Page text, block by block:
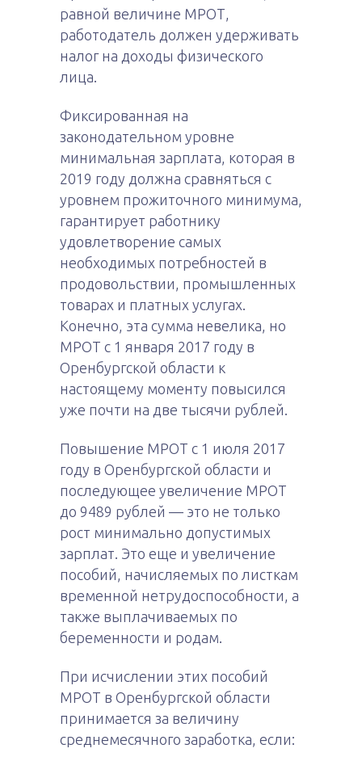
равной величине МРОТ,
работодатель должен удерживать
налог на доходы физического
лица.
Фиксированная на
законодательном уровне
минимальная зарплата, которая в
2019 году должна сравняться с
уровнем прожиточного минимума,
гарантирует работнику
удовлетворение самых
необходимых потребностей в
продовольствии, промышленных
товарах и платных услугах.
Конечно, эта сумма невелика, но
МРОТ с 1 января 2017 году в
Оренбургской области к
настоящему моменту повысился
уже почти на две тысячи рублей.
Повышение МРОТ с 1 июля 2017
году в Оренбургской области и
последующее увеличение МРОТ
до 9489 рублей — это не только
рост минимально допустимых
зарплат. Это еще и увеличение
пособий, начисляемых по листкам
временной нетрудоспособности, а
также выплачиваемых по
беременности и родам.
При исчислении этих пособий
МРОТ в Оренбургской области
принимается за величину
среднемесячного заработка, если: